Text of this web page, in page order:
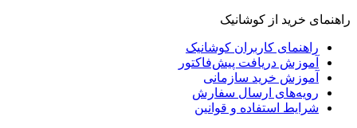
راهنمای خرید از کوشانیک
راهنمای کاربران کوشانیک
آموزش دریافت پیش‌فاکتور
آموزش خرید سازمانی
رویه‌های ارسال سفارش
شرایط استفاده و قوانین